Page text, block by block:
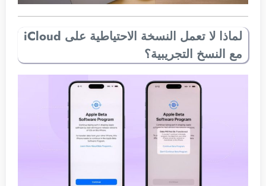
لماذا لا تعمل النسخة الاحتياطية على iCloud
مع النسخ التجريبية؟